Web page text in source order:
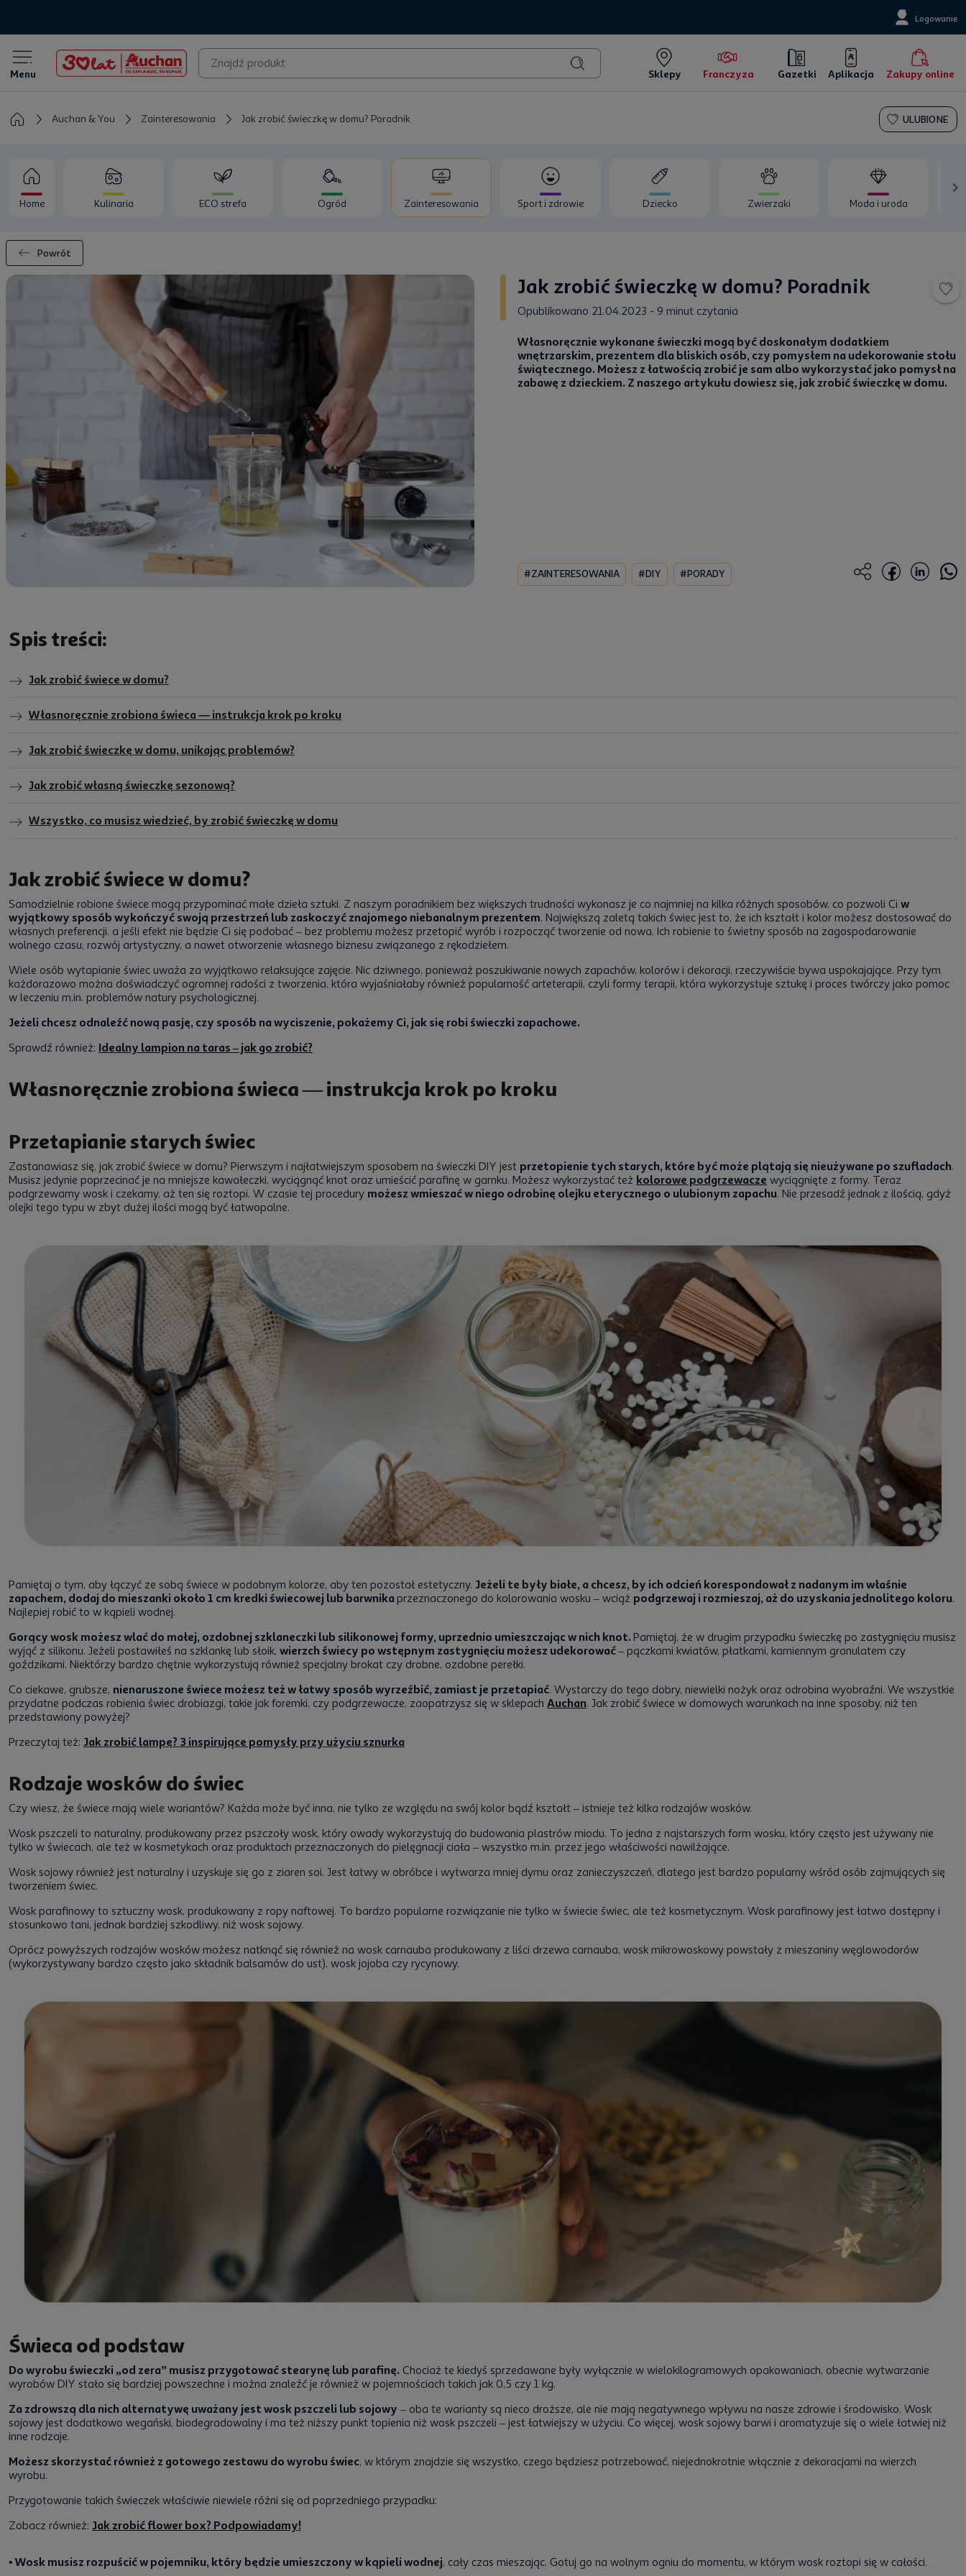
Logowanie
Menu Sklepy Franczyza Gazetki Aplikacja Zakupy online
Auchan & You Zainteresowania Jak zrobić świeczkę w domu? Poradnik ULUBIONE
Home Kulinaria ECO strefa Ogród Zainteresowania Sport i zdrowie Dziecko Zwierzaki Moda i uroda
Powrót
Jak zrobić świeczkę w domu? Poradnik
Opublikowano 21.04.2023 - 9 minut czytania
Własnoręcznie wykonane świeczki mogą być doskonałym dodatkiem
wnętrzarskim, prezentem dla bliskich osób, czy pomysłem na udekorowanie stołu
świątecznego. Możesz z łatwością zrobić je sam albo wykorzystać jako pomysł na
zabawę z dzieckiem. Z naszego artykułu dowiesz się, jak zrobić świeczkę w domu.
#ZAINTERESOWANIA #DIY #PORADY
Spis treści:
Jak zrobić świece w domu?
Własnoręcznie zrobiona świeca — instrukcja krok po kroku
Jak zrobić świeczkę w domu, unikając problemów?
Jak zrobić własną świeczkę sezonową?
Wszystko, co musisz wiedzieć, by zrobić świeczkę w domu
Jak zrobić świece w domu?
Samodzielnie robione świece mogą przypominać małe dzieła sztuki. Z naszym poradnikiem bez większych trudności wykonasz je co najmniej na kilka różnych sposobów, co pozwoli Ci w
wyjątkowy sposób wykończyć swoją przestrzeń lub zaskoczyć znajomego niebanalnym prezentem. Największą zaletą takich świec jest to, że ich kształt i kolor możesz dostosować do
własnych preferencji, a jeśli efekt nie będzie Ci się podobać – bez problemu możesz przetopić wyrób i rozpocząć tworzenie od nowa. Ich robienie to świetny sposób na zagospodarowanie
wolnego czasu, rozwój artystyczny, a nawet otworzenie własnego biznesu związanego z rękodziełem.
Wiele osób wytapianie świec uważa za wyjątkowo relaksujące zajęcie. Nic dziwnego, ponieważ poszukiwanie nowych zapachów, kolorów i dekoracji, rzeczywiście bywa uspokajające. Przy tym
każdorazowo można doświadczyć ogromnej radości z tworzenia, która wyjaśniałaby również popularność arteterapii, czyli formy terapii, która wykorzystuje sztukę i proces twórczy jako pomoc
w leczeniu m.in. problemów natury psychologicznej.
Jeżeli chcesz odnaleźć nową pasję, czy sposób na wyciszenie, pokażemy Ci, jak się robi świeczki zapachowe.
Sprawdź również: Idealny lampion na taras – jak go zrobić?
Własnoręcznie zrobiona świeca — instrukcja krok po kroku
Przetapianie starych świec
Zastanawiasz się, jak zrobić świece w domu? Pierwszym i najłatwiejszym sposobem na świeczki DIY jest przetopienie tych starych, które być może plątają się nieużywane po szufladach.
Musisz jedynie poprzecinać je na mniejsze kawałeczki, wyciągnąć knot oraz umieścić parafinę w garnku. Możesz wykorzystać też kolorowe podgrzewacze wyciągnięte z formy. Teraz
podgrzewamy wosk i czekamy, aż ten się roztopi. W czasie tej procedury możesz wmieszać w niego odrobinę olejku eterycznego o ulubionym zapachu. Nie przesadź jednak z ilością, gdyż
olejki tego typu w zbyt dużej ilości mogą być łatwopalne.
Pamiętaj o tym, aby łączyć ze sobą świece w podobnym kolorze, aby ten pozostał estetyczny. Jeżeli te były białe, a chcesz, by ich odcień korespondował z nadanym im właśnie
zapachem, dodaj do mieszanki około 1 cm kredki świecowej lub barwnika przeznaczonego do kolorowania wosku – wciąż podgrzewaj i rozmieszaj, aż do uzyskania jednolitego koloru.
Najlepiej robić to w kąpieli wodnej.
Gorący wosk możesz wlać do małej, ozdobnej szklaneczki lub silikonowej formy, uprzednio umieszczając w nich knot. Pamiętaj, że w drugim przypadku świeczkę po zastygnięciu musisz
wyjąć z silikonu. Jeżeli postawiłeś na szklankę lub słoik, wierzch świecy po wstępnym zastygnięciu możesz udekorować– pączkami kwiatów, płatkami, kamiennym granulatem czy
goździkami. Niektórzy bardzo chętnie wykorzystują również specjalny brokat czy drobne, ozdobne perełki.
Co ciekawe, grubsze, nienaruszone świece możesz też w łatwy sposób wyrzeźbić, zamiast je przetapiać. Wystarczy do tego dobry, niewielki nożyk oraz odrobina wyobraźni. We wszystkie
przydatne podczas robienia świec drobiazgi, takie jak foremki, czy podgrzewacze, zaopatrzysz się w sklepach Auchan. Jak zrobić świece w domowych warunkach na inne sposoby, niż ten
przedstawiony powyżej?
Przeczytaj też: Jak zrobić lampę? 3 inspirujące pomysły przy użyciu sznurka
Rodzaje wosków do świec
Czy wiesz, że świece mają wiele wariantów? Każda może być inna, nie tylko ze względu na swój kolor bądź kształt – istnieje też kilka rodzajów wosków.
Wosk pszczeli to naturalny, produkowany przez pszczoły wosk, który owady wykorzystują do budowania plastrów miodu. To jedna z najstarszych form wosku, który często jest używany nie
tylko w świecach, ale też w kosmetykach oraz produktach przeznaczonych do pielęgnacji ciała – wszystko m.in. przez jego właściwości nawilżające.
Wosk sojowy również jest naturalny i uzyskuje się go z ziaren soi. Jest łatwy w obróbce i wytwarza mniej dymu oraz zanieczyszczeń, dlatego jest bardzo popularny wśród osób zajmujących się
tworzeniem świec.
Wosk parafinowy to sztuczny wosk, produkowany z ropy naftowej. To bardzo popularne rozwiązanie nie tylko w świecie świec, ale też kosmetycznym. Wosk parafinowy jest łatwo dostępny i
stosunkowo tani, jednak bardziej szkodliwy, niż wosk sojowy.
Oprócz powyższych rodzajów wosków możesz natknąć się również na wosk carnauba produkowany z liści drzewa carnauba, wosk mikrowoskowy powstały z mieszaniny węglowodorów
(wykorzystywany bardzo często jako składnik balsamów do ust), wosk jojoba czy rycynowy.
Świeca od podstaw
Do wyrobu świeczki „od zera” musisz przygotować stearynę lub parafinę. Chociaż te kiedyś sprzedawane były wyłącznie w wielokilogramowych opakowaniach, obecnie wytwarzanie
wyrobów DIY stało się bardziej powszechne i można znaleźć je również w pojemnościach takich jak 0,5 czy 1 kg.
Za zdrowszą dla nich alternatywę uważany jest wosk pszczeli lub sojowy – oba te warianty są nieco droższe, ale nie mają negatywnego wpływu na nasze zdrowie i środowisko. Wosk
sojowy jest dodatkowo wegański, biodegradowalny i ma też niższy punkt topienia niż wosk pszczeli – jest łatwiejszy w użyciu. Co więcej, wosk sojowy barwi i aromatyzuje się o wiele łatwiej niż
inne rodzaje.
Możesz skorzystać również z gotowego zestawu do wyrobu świec, w którym znajdzie się wszystko, czego będziesz potrzebować, niejednokrotnie włącznie z dekoracjami na wierzch
wyrobu.
Przygotowanie takich świeczek właściwie niewiele różni się od poprzedniego przypadku:
Zobacz również: Jak zrobić flower box? Podpowiadamy!
• Wosk musisz rozpuścić w pojemniku, który będzie umieszczony w kąpieli wodnej, cały czas mieszając. Gotuj go na wolnym ogniu do momentu, w którym wosk roztopi się w całości.